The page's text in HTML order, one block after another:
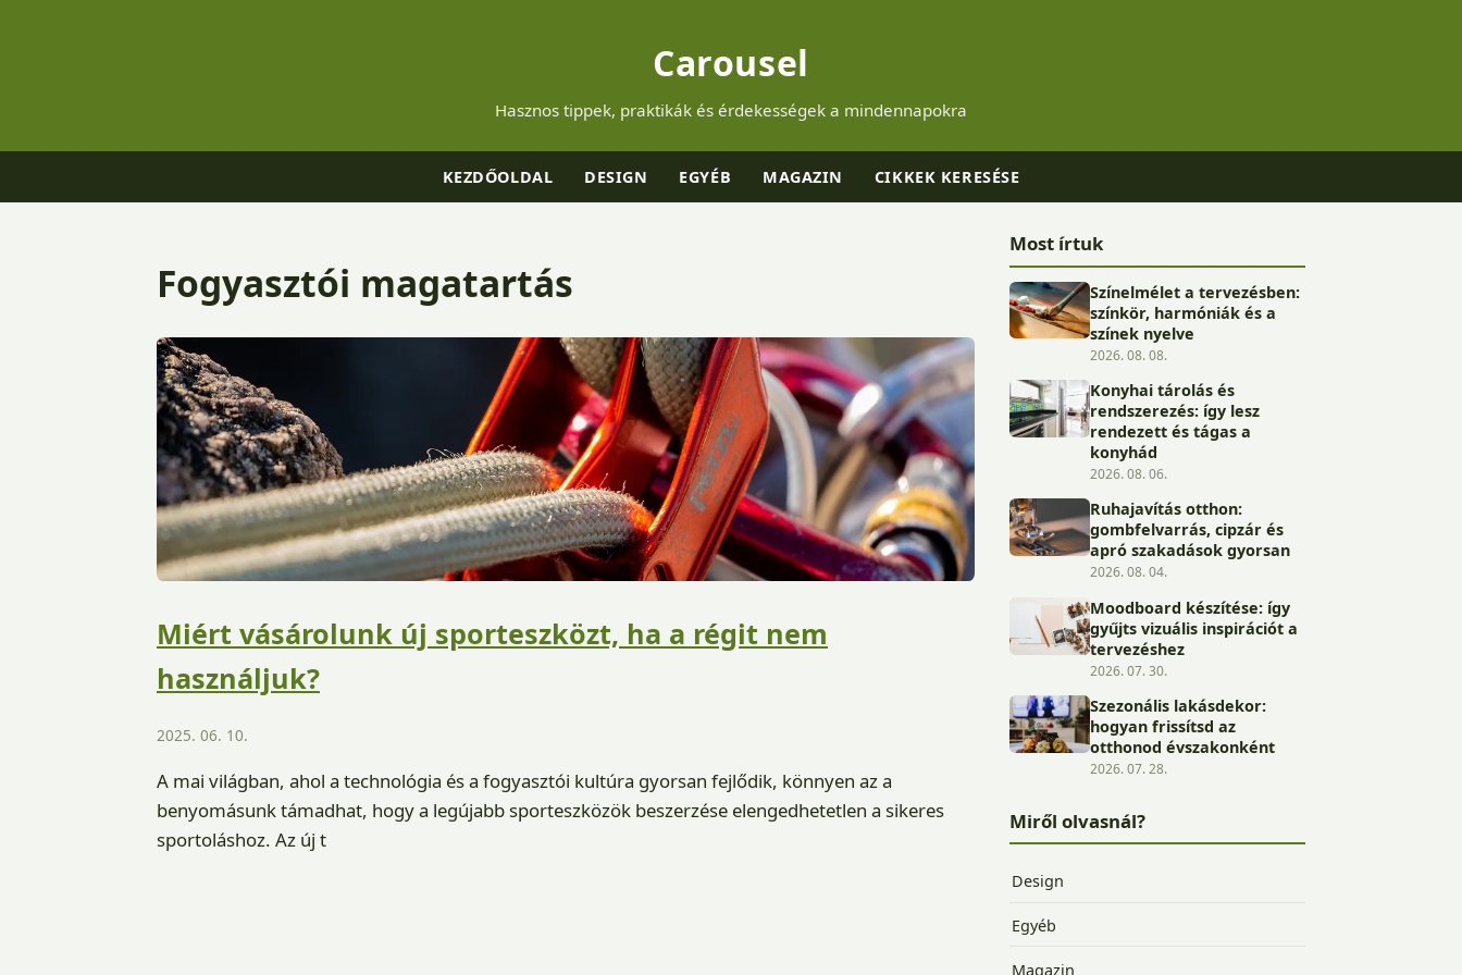
Carousel
Hasznos tippek, praktikák és érdekességek a mindennapokra
KEZDŐOLDAL DESIGN EGYÉB MAGAZIN CIKKEK KERESÉSE
Fogyasztói magatartás
Miért vásárolunk új sporteszközt, ha a régit nem
használjuk?
2025. 06. 10.
A mai világban, ahol a technológia és a fogyasztói kultúra gyorsan fejlődik, könnyen az a
benyomásunk támadhat, hogy a legújabb sporteszközök beszerzése elengedhetetlen a sikeres
sportoláshoz. Az új t
Most írtuk
Színelmélet a tervezésben:
színkör, harmóniák és a
színek nyelve
2026. 08. 08.
Konyhai tárolás és
rendszerezés: így lesz
rendezett és tágas a
konyhád
2026. 08. 06.
Ruhajavítás otthon:
gombfelvarrás, cipzár és
apró szakadások gyorsan
2026. 08. 04.
Moodboard készítése: így
gyűjts vizuális inspirációt a
tervezéshez
2026. 07. 30.
Szezonális lakásdekor:
hogyan frissítsd az
otthonod évszakonként
2026. 07. 28.
Miről olvasnál?
Design
Egyéb
Magazin